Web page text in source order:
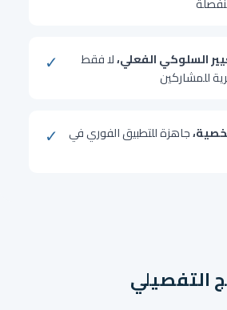
✓ السلوكي الفعلي،لا فقط
للمشاركين
✓
جاهزة للتطبيق الفوري في
التفصيلي